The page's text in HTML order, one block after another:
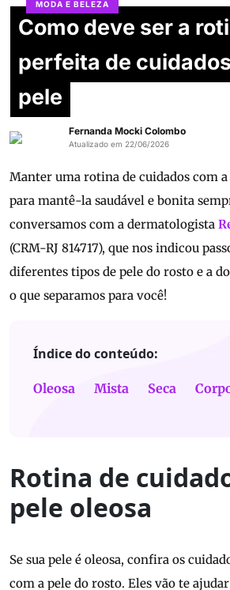
MODA E BELEZA
Como deve ser a
perfeita de
pele
Fernanda Mocki Colombo
Atualizado em 22/06/2026
Manter uma rotina de cuidados com a
para mantê-la saudável e bonita
conversamos com a dermatologista
(CRM-RJ 814717), que nos indicou
diferentes tipos de pele do rosto e a
o que separamos para você!
Índice do conteúdo:
Oleosa Mista Seca
Rotina de
pele oleosa
Se sua pele é oleosa, confira os
com a pele do rosto. Eles vão te